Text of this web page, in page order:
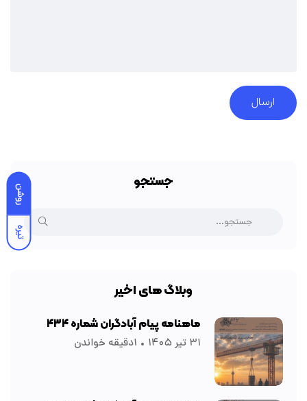
روشن
تیره
جستجو
وبلاگ های اخیر
ماهنامه پیام آبادگران شماره ۴۳۴
۳۱ تیر ۱۴۰۵ ۱دقیقه خواندن